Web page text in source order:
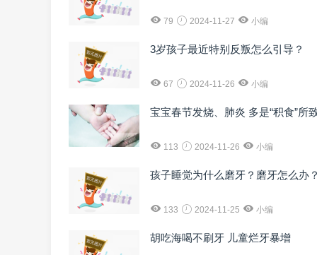
79 2024-11-27 小编
3岁孩子最近特别反叛怎么引导？
67 2024-11-26 小编
宝宝春节发烧、肺炎 多是“积食”所
113 2024-11-26 小编
孩子睡觉为什么磨牙？磨牙怎么办
133 2024-11-25 小编
胡吃海喝不刷牙 儿童烂牙暴增